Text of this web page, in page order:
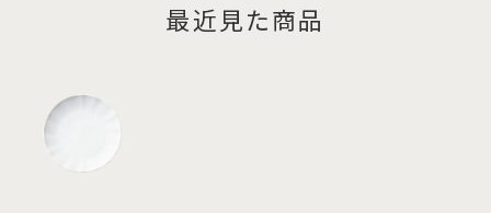
最近見た商品